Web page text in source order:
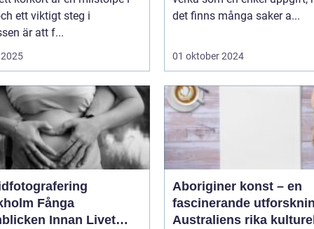
ett viktigt steg i
är att f...
det finns många saker a...
01 oktober 2024
Fånga
Innan Livet
Aboriginer konst – en
fascinerande
Australiens rika